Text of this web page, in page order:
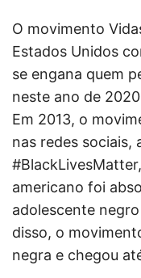
O movimento
Estados Unidos
se engana quem
neste ano de
Em 2013, o
nas redes sociais,
americano foi
adolescente
disso, o
negra e chegou